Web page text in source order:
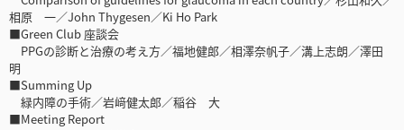
相原 一／John Thygesen／Ki Ho Park
■Green Club 座談会
PPGの診断と治療の考え方／福地健郎／相澤奈帆子／溝上志朗／澤田
明
■Summing Up
緑内障の手術／岩﨑健太郎／稲谷 大
■Meeting Report